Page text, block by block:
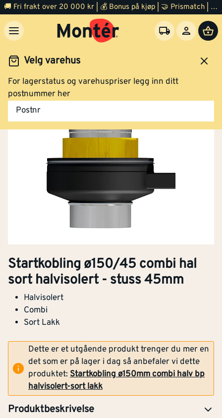
🚚 Fri frakt over 20 000 kr | 💰 Bonus på kjøp | 🤝 Prismatch | ⭐ 100% fornøyd garanti | 🏪 140 byggevarehus
Velg varehus
For lagerstatus og varehuspriser legg inn ditt
postnummer her
Postnr
Tak og pipe Pipe
Startkobling ø150/45 combi hal
sort halvisolert - stuss 45mm
Halvisolert
Combi
Sort Lakk
Dette er et utgående produkt trenger du mer en
det som er på lager i dag så anbefaler vi dette
produktet: Startkobling ø150mm combi halv bp
halvisolert-sort lakk
Produktbeskrivelse
NOBB 55577813
Artikkelnummer
Halvisolert
Combi
Sort Lakk
For tilkobling direkte mot ildstedet.
Last ned monteringsanvisning